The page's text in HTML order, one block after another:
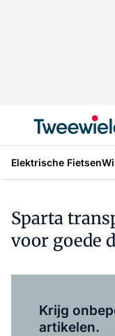
Elektrische Fietsen
Sparta
voor goede
Krijg
artikelen.